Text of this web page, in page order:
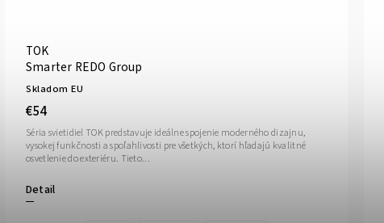
TOK
Smarter REDO Group
Skladom EU
€54
Detail
Séria svietidiel TOK predstavuje ideálne spojenie moderného dizajnu,
vysokej funkčnosti a spoľahlivosti pre všetkých, ktorí hľadajú kvalitné
osvetlenie do exteriéru. Tieto...